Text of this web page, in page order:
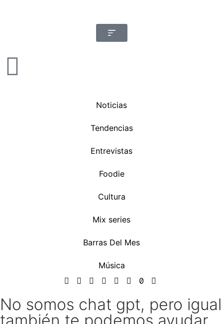
Noticias
Tendencias
Entrevistas
Foodie
Cultura
Mix series
Barras Del Mes
Música
No somos chat gpt, pero igual
también te podemos ayudar